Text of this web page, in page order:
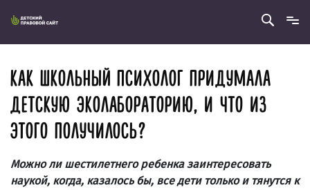
КАК ШКОЛЬНЫЙ ПСИХОЛОГ ПРИДУМАЛА
ДЕТСКУЮ ЭКОЛАБОРАТОРИЮ, И ЧТО ИЗ
ЭТОГО ПОЛУЧИЛОСЬ?
Можно ли шестилетнего ребенка заинтересовать
наукой, когда, казалось бы, все дети только и тянутся к